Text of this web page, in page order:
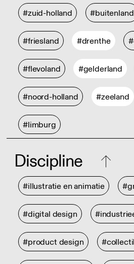
#zuid-holland #buitenland
#friesland #drenthe
#flevoland #gelderland
#noord-holland #zeeland
#limburg
Discipline
#illustratie en animatie
#digital design
#product design